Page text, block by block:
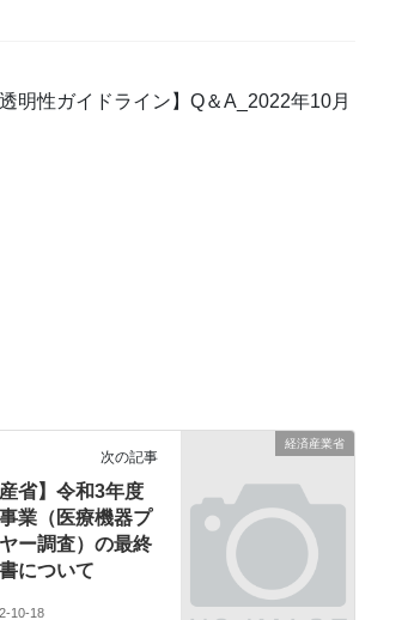
明性ガイドライン】Q＆A_2022年10月
経済産業省
次の記事
産省】令和3年度
業（医療機器プ
ー調査）の最終
について
10-18